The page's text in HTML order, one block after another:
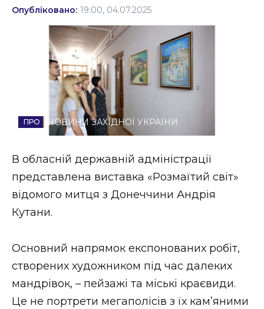
Події
Політика
Соціум
Спорт
Стиль життя
Втрачений Ужгород (відеоверсія)
НОВИНИ ЗАХІДНОЇ УКРАЇНИ
Опубліковано: 19:00, 04.07.2025
НОВИНИ ЗАХІДНОЇ УКРАЇНИ
В обласній державній адміністрації
представлена виставка «Розмаїтий світ»
відомого митця з Донеччини Андрія
Кутани.
Основний напрямок експонованих робіт,
створених художником під час далеких
мандрівок, – пейзажі та міські краєвиди.
Це не портрети мегаполісів з їх кам’яними